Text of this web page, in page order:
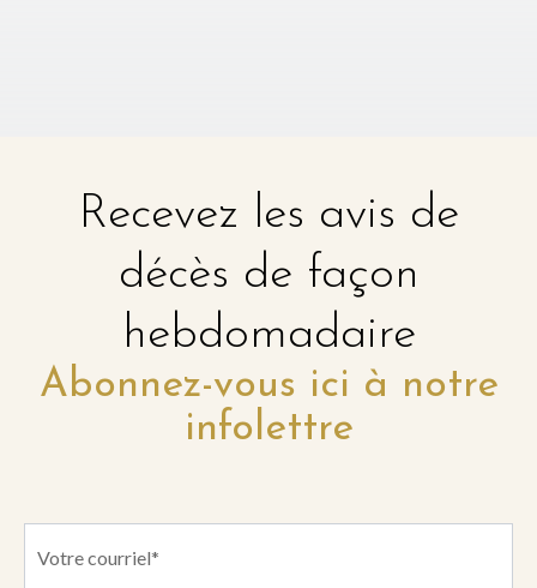
Recevez les avis de
décès de façon
hebdomadaire
Abonnez-vous ici à notre
infolettre